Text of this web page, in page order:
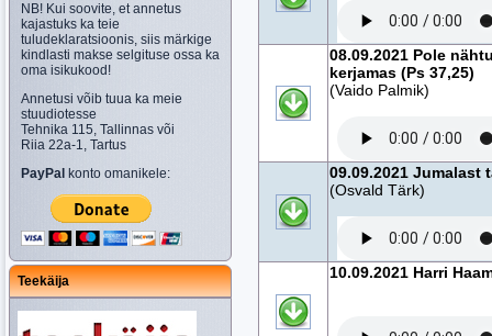
NB! Kui soovite, et annetus
kajastuks ka teie
tuludeklaratsioonis, siis märkige
kindlasti makse selgituse ossa ka
oma isikukood!
Annetusi võib tuua ka meie
stuudiotesse
Tehnika 115, Tallinnas või
Riia 22a-1, Tartus
PayPal konto omanikele:
Teekäija
08.09.2021 Pole
kerjamas (Ps 37,25)
(Vaido Palmik)
09.09.2021 Jumalast
(Osvald Tärk)
10.09.2021 Harri